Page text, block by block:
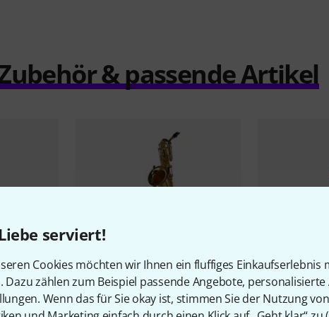
serviert!
Cookies möchten wir Ihnen ein fluffiges Einkaufserlebnis
Dazu zählen zum Beispiel passende Angebote,
Wenn das für Sie okay ist, stimmen Sie der Nutzung
& passende Artikel
SelmerSE-B2L Baritone Sax